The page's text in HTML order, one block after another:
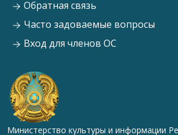
Обратная связь
Часто задоваемые вопросы
Вход для членов ОС
Министерство культуры и информации